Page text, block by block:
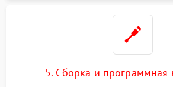
5. Сборка и программная